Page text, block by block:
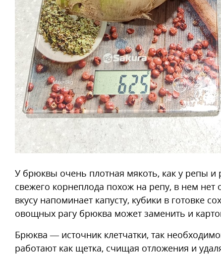
У брюквы очень плотная мякоть, как у репы и
свежего корнеплода похож на репу, в нем
вкусу напоминает капусту, кубики в готовке
овощных рагу брюква может заменить и
Брюква — источник клетчатки, так
работают как щетка, счищая отложения и